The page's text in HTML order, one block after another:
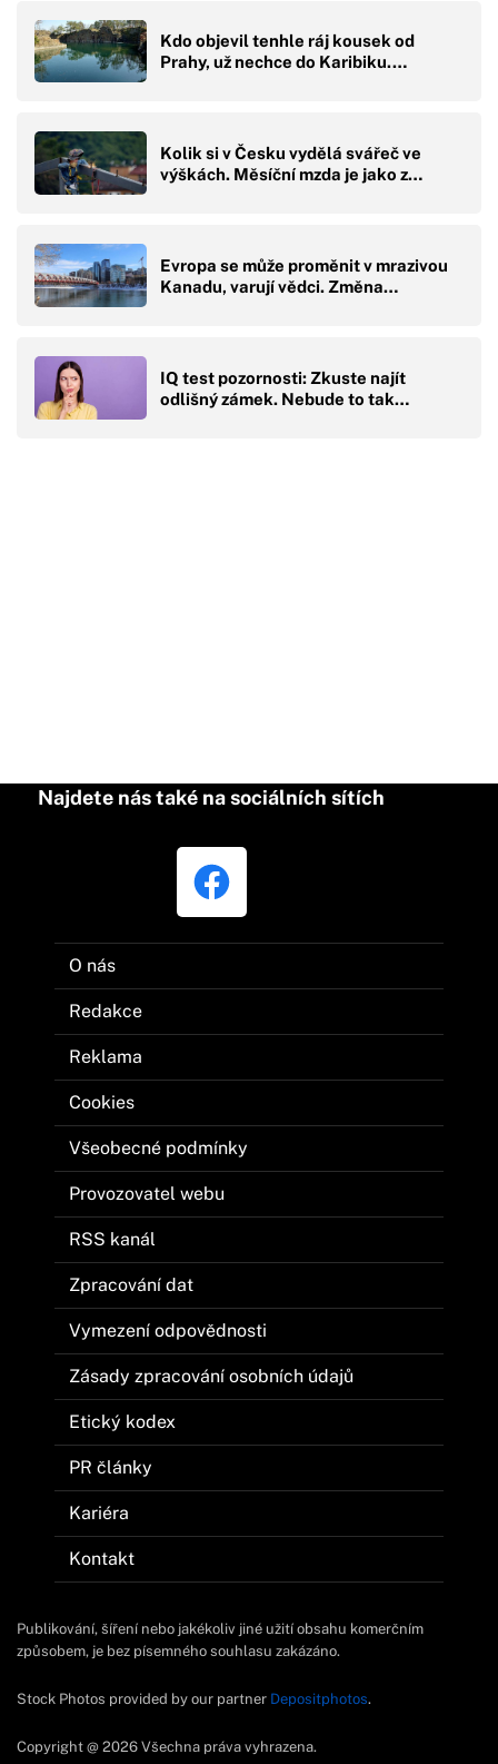
Kdo objevil tenhle ráj kousek od
Prahy, už nechce do Karibiku.…
Kolik si v Česku vydělá svářeč ve
výškách. Měsíční mzda je jako z…
Evropa se může proměnit v mrazivou
Kanadu, varují vědci. Změna…
IQ test pozornosti: Zkuste najít
odlišný zámek. Nebude to tak…
Najdete nás také na sociálních sítích
O nás
Redakce
Reklama
Cookies
Všeobecné podmínky
Provozovatel webu
RSS kanál
Zpracování dat
Vymezení odpovědnosti
Zásady zpracování osobních údajů
Etický kodex
PR články
Kariéra
Kontakt
Publikování, šíření nebo jakékoliv jiné užití obsahu komerčním
způsobem, je bez písemného souhlasu zakázáno.
Stock Photos provided by our partner Depositphotos.
Copyright @ 2026 Všechna práva vyhrazena.